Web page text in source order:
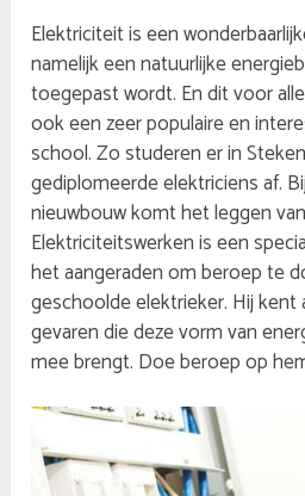
Elektriciteit is een
namelijk een natuurlijke
toegepast wordt. En dit voor
ook een zeer populaire en
school. Zo studeren er in
gediplomeerde elektriciens af.
nieuwbouw komt het leggen
Elektriciteitswerken is een
het aangeraden om beroep te
geschoolde elektrieker. Hij kent
gevaren die deze vorm van
mee brengt. Doe beroep op